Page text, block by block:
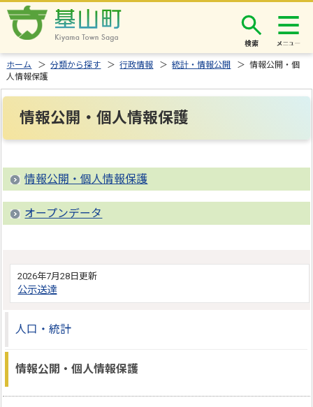
検索
ホーム ＞分類から探す ＞行政情報 ＞統計・情報公開
＞ 情報公開・個
人情報保護
情報公開・個人情報保護
情報公開・個人情報保護
オープンデータ
2026年7月28日更新
公示送達
人口・統計
情報公開・個人情報保護